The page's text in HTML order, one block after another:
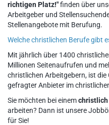
richtigen Platz!"finden über
Arbeitgeber und
Stellenangebote mit Berufung.
Welche christlichen Berufe gibt
Mit jährlich über 1400
Millionen Seitenaufrufen und
christlichen Arbeitgebern, ist
gefragter Anbieter im
Sie möchten bei einem
arbeiten? Dann ist unsere
für Sie!